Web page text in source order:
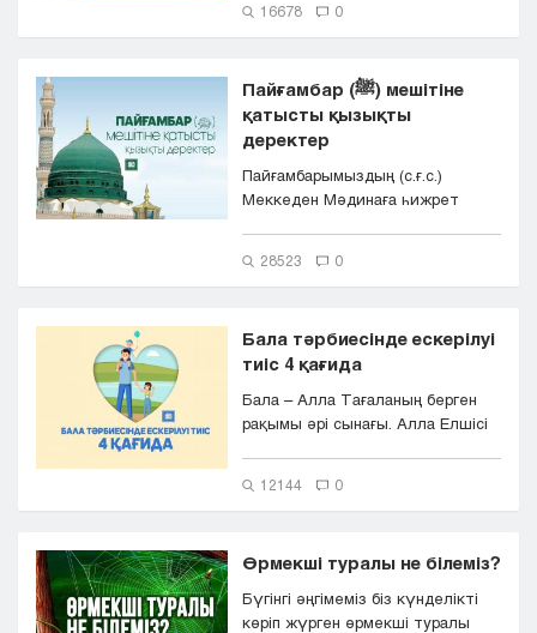
16678 0
Пайғамбар (ﷺ) мешітіне
қатысты қызықты
деректер
Пайғамбарымыздың (с.ғ.с.)
Меккеден Мәдинаға һижрет
28523 0
Бала тәрбиесінде ескерілуі
тиіс 4 қағида
Бала – Алла Тағаланың берген
рақымы әрі сынағы. Алла Елшісі
12144 0
Өрмекші туралы не білеміз?
Бүгінгі әңгімеміз біз күнделікті
көріп жүрген өрмекші туралы